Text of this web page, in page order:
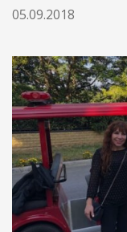
05.09.2018